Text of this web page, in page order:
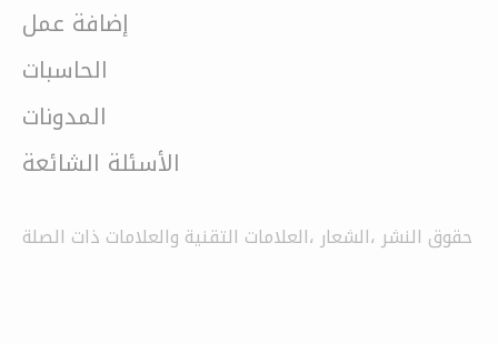
إضافة عمل
الحاسبات
المدونات
الأسئلة الشائعة
حقوق النشر ،الشعار ،العلامات التقنية والعلامات ذات الصلة